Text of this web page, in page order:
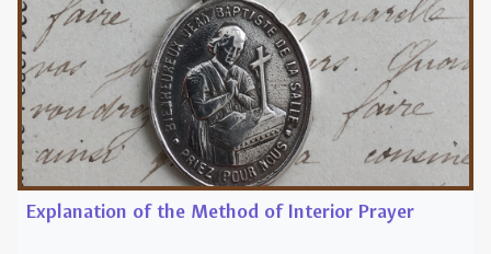
Explanation of the Method of Interior Prayer
Although explicit references to the Brothers’ ministry
are rare, the inner dynamism of the method of interior
prayer in Explanation connects interior prayer to daily
life. This dynamism can b